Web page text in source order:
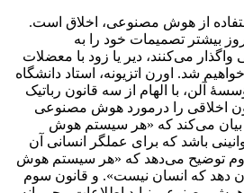
از هوش مصنوعی، اخلاق است.
بیشتر تصمیمات خود را به
می‌کنند، دیر یا زود با معضلات
شد. اورن اتزیونه، استاد دانشگاه
آلن، با الهام از سه قانون رباتیک
اخلاقی را درمورد هوش مصنوعی
بیان می‌کند که «هر سیستم هوش
باشد که برای عملگر انسانی آن
توضیح می‌دهد که «هر سیستم هوش
دهد که انسان نیست». و قانون سوم